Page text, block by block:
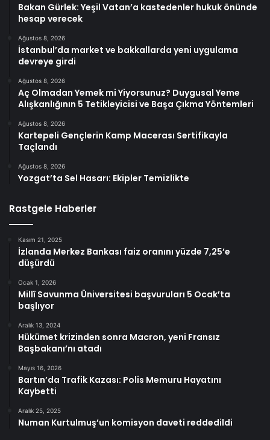
Bakan Gürlek: Yeşil Vatan’a kastedenler hukuk önünde
hesap verecek
Ağustos 8, 2026
İstanbul’da market ve bakkallarda yeni uygulama
devreye girdi
Ağustos 8, 2026
Aç Olmadan Yemek mi Yiyorsunuz? Duygusal Yeme
Alışkanlığının 5 Tetikleyicisi ve Başa Çıkma Yöntemleri
Ağustos 8, 2026
Kartepeli Gençlerin Kamp Macerası Sertifikayla
Taçlandı
Ağustos 8, 2026
Yozgat’ta Sel Hasarı: Ekipler Temizlikte
Rastgele Haberler
Kasım 21, 2025
İzlanda Merkez Bankası faiz oranını yüzde 7,25’e
düşürdü
Ocak 1, 2026
Millî Savunma Üniversitesi başvuruları 5 Ocak’ta
başlıyor
Aralık 13, 2024
Hükümet krizinden sonra Macron, yeni Fransız
Başbakanı’nı atadı
Mayıs 16, 2026
Bartın’da Trafik Kazası: Polis Memuru Hayatını
Kaybetti
Aralık 25, 2025
Numan Kurtulmuş’un komisyon daveti reddedildi